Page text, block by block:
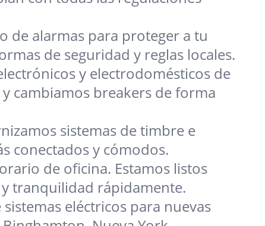
de alarmas para proteger a tu
de seguridad y reglas locales.
y electrodomésticos de
cambiamos breakers de forma
sistemas de timbre e
conectados y cómodos.
de oficina. Estamos listos
tranquilidad rápidamente.
eléctricos para nuevas